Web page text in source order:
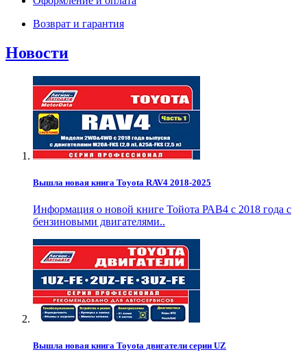
Возврат и гарантия
Новости
Вышла новая книга Toyota RAV4 2018-2025
Информация о новой книге Тойота РАВ4 с 2018 года с
бензиновыми двигателями..
Вышла новая книга Toyota двигатели серии UZ